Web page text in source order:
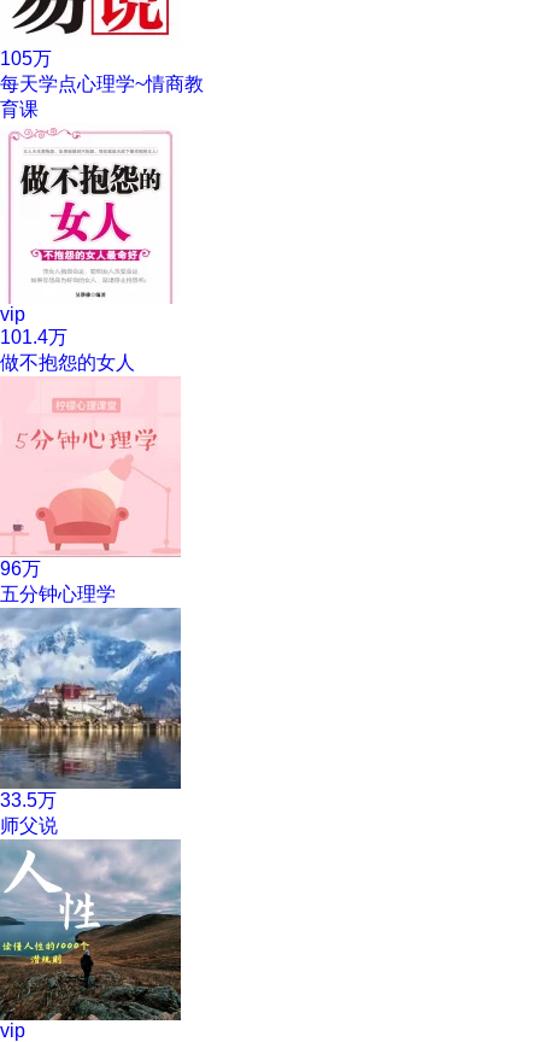
105万
每天学点心理学~情商教
育课
vip
101.4万
做不抱怨的女人
96万
五分钟心理学
33.5万
师父说
vip